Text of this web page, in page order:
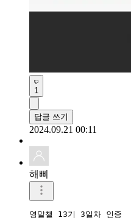
1
답글 쓰기
2024.09.21 00:11
해삐
영말챌 13기 3일차 인증